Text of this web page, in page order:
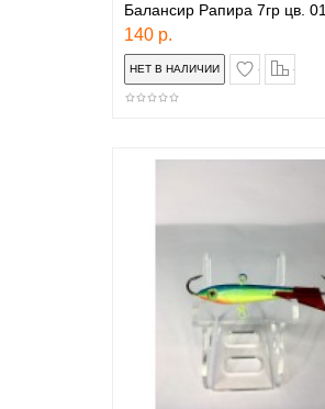
Балансир Рапира 7гр цв. 01
140 р.
в закладки